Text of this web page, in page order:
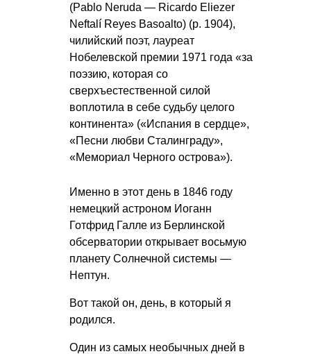
(Pablo Neruda — Ricardo Eliezer
Neftalí Reyes Basoalto) (р. 1904),
чилийский поэт, лауреат
Нобелевской премии 1971 года «за
поэзию, которая со
сверхъестественной силой
воплотила в себе судьбу целого
континента» («Испания в сердце»,
«Песни любви Сталинграду»,
«Мемориал Черного острова»).
Именно в этот день в 1846 году
немецкий астроном Иоганн
Готфрид Галле из Берлинской
обсерватории открывает восьмую
планету Солнечной системы —
Нептун.
Вот такой он, день, в который я
родился.
Один из самых необычных дней в